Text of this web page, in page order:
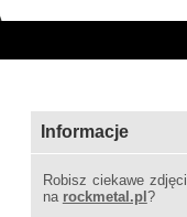
Informacje
Robisz ciekawe
na rockmetal.pl ?